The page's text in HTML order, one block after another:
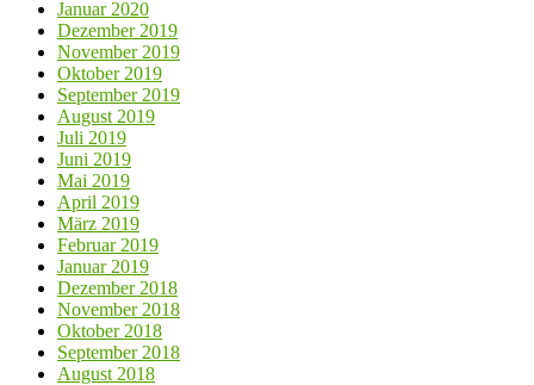
Januar 2020
Dezember 2019
November 2019
Oktober 2019
September 2019
August 2019
Juli 2019
Juni 2019
Mai 2019
April 2019
März 2019
Februar 2019
Januar 2019
Dezember 2018
November 2018
Oktober 2018
September 2018
August 2018